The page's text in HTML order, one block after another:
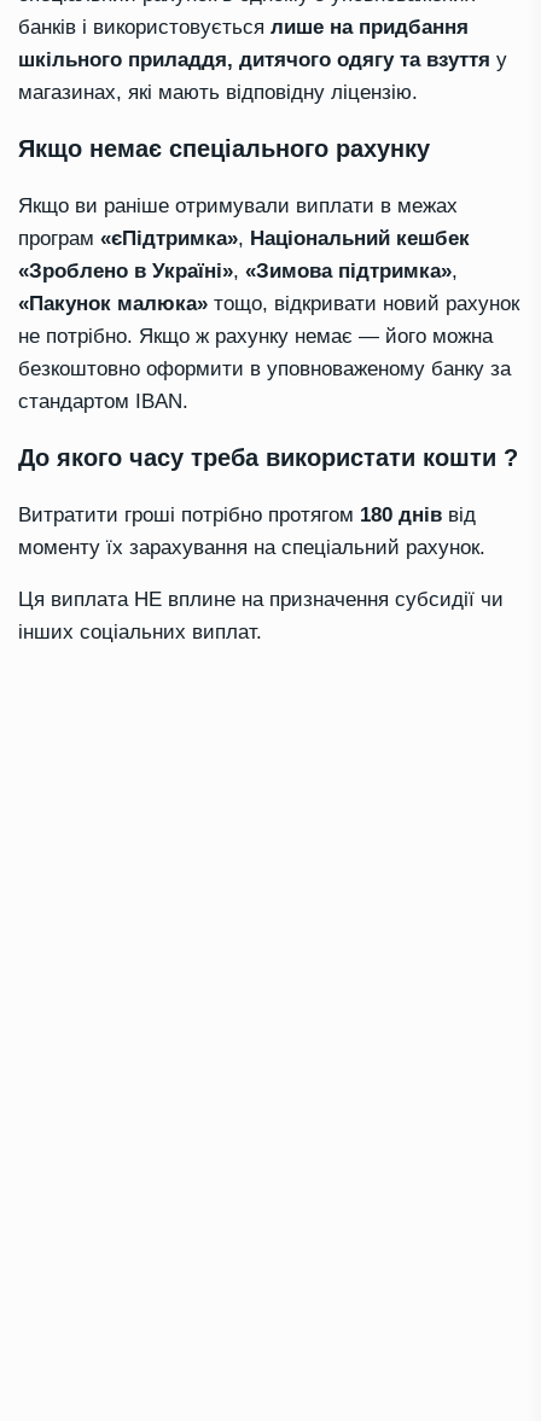
банків і використовується лише на придбання
шкільного приладдя, дитячого одягу та взуття у
магазинах, які мають відповідну ліцензію.
Якщо немає спеціального рахунку
Якщо ви раніше отримували виплати в межах
програм «єПідтримка», Національний кешбек
«Зроблено в Україні», «Зимова підтримка»,
«Пакунок малюка» тощо, відкривати новий рахунок
не потрібно. Якщо ж рахунку немає — його можна
безкоштовно оформити в уповноваженому банку за
стандартом IBAN.
До якого часу треба використати кошти ?
Витратити гроші потрібно протягом 180 днів від
моменту їх зарахування на спеціальний рахунок.
Ця виплата НЕ вплине на призначення субсидії чи
інших соціальних виплат.